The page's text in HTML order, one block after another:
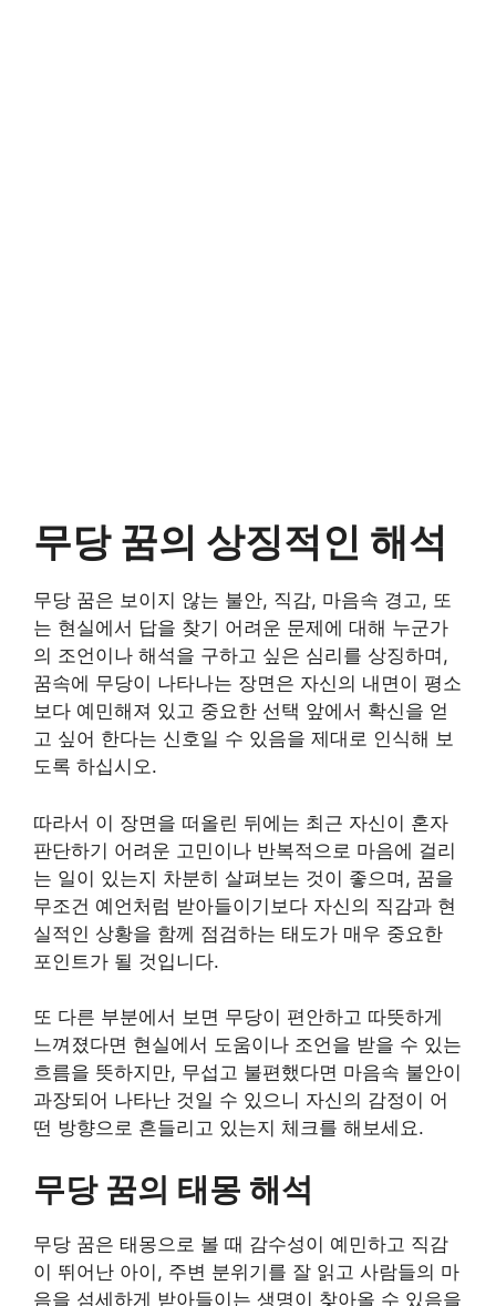
무당 꿈의 상징적인 해석
무당 꿈은 보이지 않는 불안, 직감, 마음속 경고, 또
는 현실에서 답을 찾기 어려운 문제에 대해 누군가
의 조언이나 해석을 구하고 싶은 심리를 상징하며,
꿈속에 무당이 나타나는 장면은 자신의 내면이 평소
보다 예민해져 있고 중요한 선택 앞에서 확신을 얻
고 싶어 한다는 신호일 수 있음을 제대로 인식해 보
도록 하십시오.
따라서 이 장면을 떠올린 뒤에는 최근 자신이 혼자
판단하기 어려운 고민이나 반복적으로 마음에 걸리
는 일이 있는지 차분히 살펴보는 것이 좋으며, 꿈을
무조건 예언처럼 받아들이기보다 자신의 직감과 현
실적인 상황을 함께 점검하는 태도가 매우 중요한
포인트가 될 것입니다.
또 다른 부분에서 보면 무당이 편안하고 따뜻하게
느껴졌다면 현실에서 도움이나 조언을 받을 수 있는
흐름을 뜻하지만, 무섭고 불편했다면 마음속 불안이
과장되어 나타난 것일 수 있으니 자신의 감정이 어
떤 방향으로 흔들리고 있는지 체크를 해보세요.
무당 꿈의 태몽 해석
무당 꿈은 태몽으로 볼 때 감수성이 예민하고 직감
이 뛰어난 아이, 주변 분위기를 잘 읽고 사람들의 마
음을 섬세하게 받아들이는 생명이 찾아올 수 있음을